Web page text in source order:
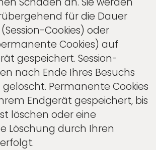
für die Dauer
Cookies) oder
Cookies) auf
gespeichert. Session-
nach Ende Ihres Besuchs
Permanente Cookies
Endgerät gespeichert, bis
löschen oder eine
Löschung durch Ihren